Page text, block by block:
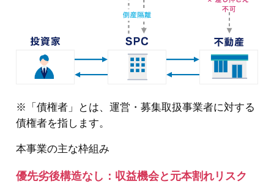
※「債権者」とは、運営・募集取扱事業者に対する
債権者を指します。
本事業の主な枠組み
優先劣後構造なし：収益機会と元本割れリスク